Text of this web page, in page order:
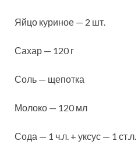
Яйцо куриное — 2 шт.
Сахар — 120 г
Соль — щепотка
Молоко — 120 мл
Сода — 1 ч.л. + уксус — 1 ст.л.